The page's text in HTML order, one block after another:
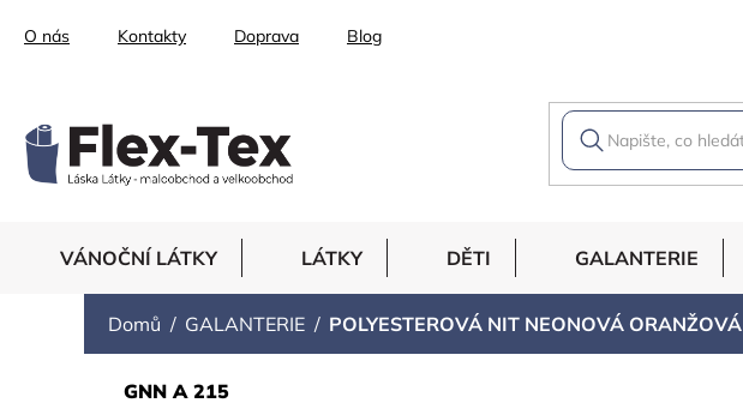
O nás Kontakty Doprava Blog
VÁNOČNÍ LÁTKY LÁTKY DĚTI GALANTERIE
Domů GALANTERIE POLYESTEROVÁ NIT NEONOVÁ ORANŽOVÁ
GNN A 215